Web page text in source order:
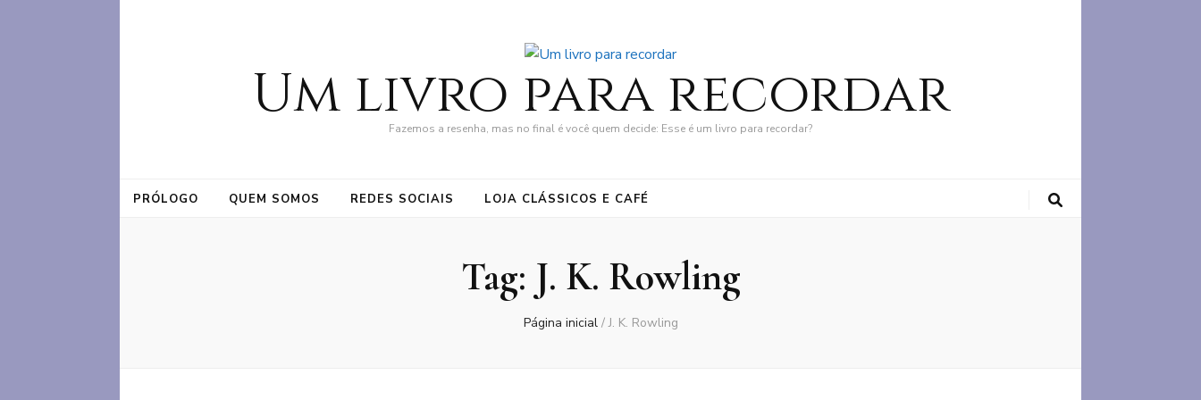
Um livro para recordar
Fazemos a resenha, mas no final é você quem decide: Esse é um livro para recordar?
PRÓLOGO QUEM SOMOS REDES SOCIAIS LOJA CLÁSSICOS E CAFÉ
Tag: J. K. Rowling
Página inicial / J. K. Rowling